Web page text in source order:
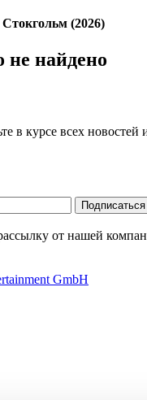
(2026)
не найдено
в курсе всех новостей
Подписаться
от нашей